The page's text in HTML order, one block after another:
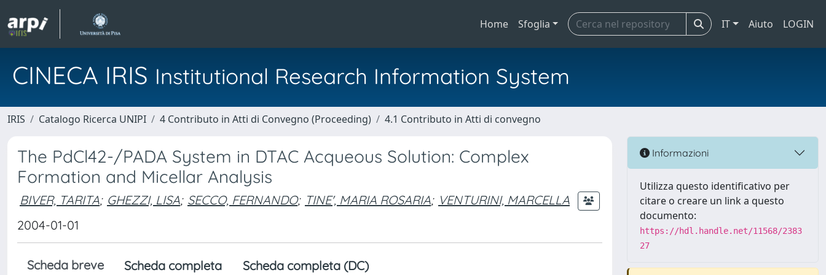
Home Sfoglia IT Aiuto LOGIN
CINECA IRIS Institutional Research Information System
IRIS Catalogo Ricerca UNIPI 4 Contributo in Atti di Convegno (Proceeding) 4.1 Contributo in Atti di convegno
The PdCl42-/PADA System in DTAC Acqueous Solution: Complex
Formation and Micellar Analysis
BIVER, TARITA; GHEZZI, LISA; SECCO, FERNANDO; TINE', MARIA ROSARIA; VENTURINI, MARCELLA
2004-01-01
Scheda breve Scheda completa Scheda completa (DC)
Informazioni
Utilizza questo identificativo per
citare o creare un link a questo
documento:
https://hdl.handle.net/11568/2383
27